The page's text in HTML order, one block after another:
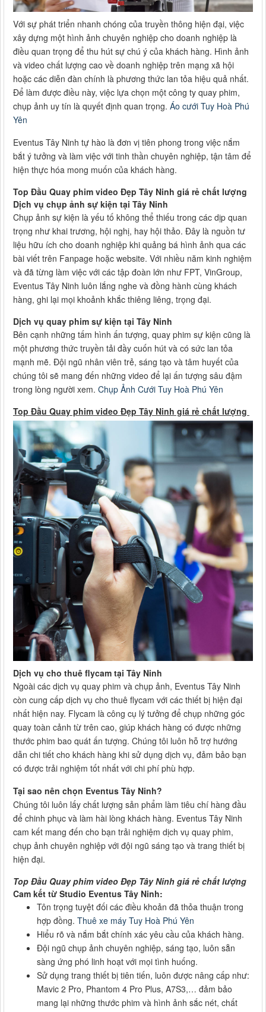
Với sự phát triển nhanh chóng của truyền thông hiện đại, việc
xây dựng một hình ảnh chuyên nghiệp cho doanh nghiệp là
điều quan trọng để thu hút sự chú ý của khách hàng. Hình ảnh
và video chất lượng cao về doanh nghiệp trên mạng xã hội
hoặc các diễn đàn chính là phương thức lan tỏa hiệu quả nhất.
Để làm được điều này, việc lựa chọn một công ty quay phim,
chụp ảnh uy tín là quyết định quan trọng. Áo cưới Tuy Hoà Phú
Yên
Eventus Tây Ninh tự hào là đơn vị tiên phong trong việc nắm
bắt ý tưởng và làm việc với tinh thần chuyên nghiệp, tận tâm để
hiện thực hóa mong muốn của khách hàng.
Top Đầu Quay phim video Đẹp Tây Ninh giá rẻ chất lượng
Dịch vụ chụp ảnh sự kiện tại Tây Ninh
Chụp ảnh sự kiện là yếu tố không thể thiếu trong các dịp quan
trọng như khai trương, hội nghị, hay hội thảo. Đây là nguồn tư
liệu hữu ích cho doanh nghiệp khi quảng bá hình ảnh qua các
bài viết trên Fanpage hoặc website. Với nhiều năm kinh nghiệm
và đã từng làm việc với các tập đoàn lớn như FPT, VinGroup,
Eventus Tây Ninh luôn lắng nghe và đồng hành cùng khách
hàng, ghi lại mọi khoảnh khắc thiêng liêng, trọng đại.
Dịch vụ quay phim sự kiện tại Tây Ninh
Bên cạnh những tấm hình ấn tượng, quay phim sự kiện cũng là
một phương thức truyền tải đầy cuốn hút và có sức lan tỏa
mạnh mẽ. Đội ngũ nhân viên trẻ, sáng tạo và tâm huyết của
chúng tôi sẽ mang đến những video để lại ấn tượng sâu đậm
trong lòng người xem. Chụp Ảnh Cưới Tuy Hoà Phú Yên
Top Đầu Quay phim video Đẹp Tây Ninh giá rẻ chất lượng
Dịch vụ cho thuê flycam tại Tây Ninh
Ngoài các dịch vụ quay phim và chụp ảnh, Eventus Tây Ninh
còn cung cấp dịch vụ cho thuê flycam với các thiết bị hiện đại
nhất hiện nay. Flycam là công cụ lý tưởng để chụp những góc
quay toàn cảnh từ trên cao, giúp khách hàng có được những
thước phim bao quát ấn tượng. Chúng tôi luôn hỗ trợ hướng
dẫn chi tiết cho khách hàng khi sử dụng dịch vụ, đảm bảo bạn
có được trải nghiệm tốt nhất với chi phí phù hợp.
Tại sao nên chọn Eventus Tây Ninh?
Chúng tôi luôn lấy chất lượng sản phẩm làm tiêu chí hàng đầu
để chinh phục và làm hài lòng khách hàng. Eventus Tây Ninh
cam kết mang đến cho bạn trải nghiệm dịch vụ quay phim,
chụp ảnh chuyên nghiệp với đội ngũ sáng tạo và trang thiết bị
hiện đại.
Top Đầu Quay phim video Đẹp Tây Ninh giá rẻ chất lượng
Cam kết từ Studio Eventus Tây Ninh:
Tôn trọng tuyệt đối các điều khoản đã thỏa thuận trong
hợp đồng. Thuê xe máy Tuy Hoà Phú Yên
Hiểu rõ và nắm bắt chính xác yêu cầu của khách hàng.
Đội ngũ chụp ảnh chuyên nghiệp, sáng tạo, luôn sẵn
sàng ứng phó linh hoạt với mọi tình huống.
Sử dụng trang thiết bị tiên tiến, luôn được nâng cấp như:
Mavic 2 Pro, Phantom 4 Pro Plus, A7S3,… đảm bảo
mang lại những thước phim và hình ảnh sắc nét, chất